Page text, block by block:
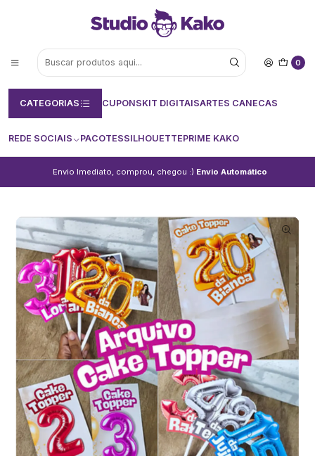
0
CATEGORIAS CUPONSKIT DIGITAISARTES CANECAS
REDE SOCIAIS PACOTESSILHOUETTEPRIME KAKO
Envio Imediato, comprou, chegou :) Envio Automático